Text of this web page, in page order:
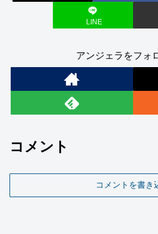
LINE
アンジェラをフォ
コメント
コメントを書き